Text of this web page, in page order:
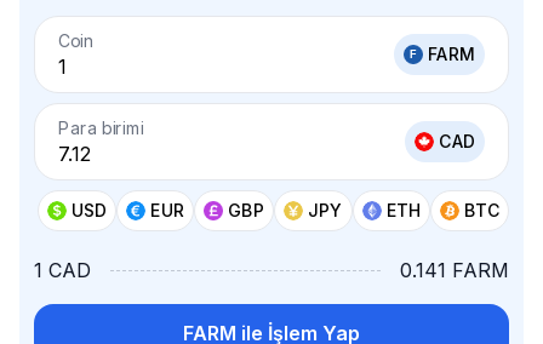
Coin
FARM
Para birimi
CAD
USD EUR GBP JPY ETH BTC
1 CAD 0.141 FARM
FARM ile İşlem Yap